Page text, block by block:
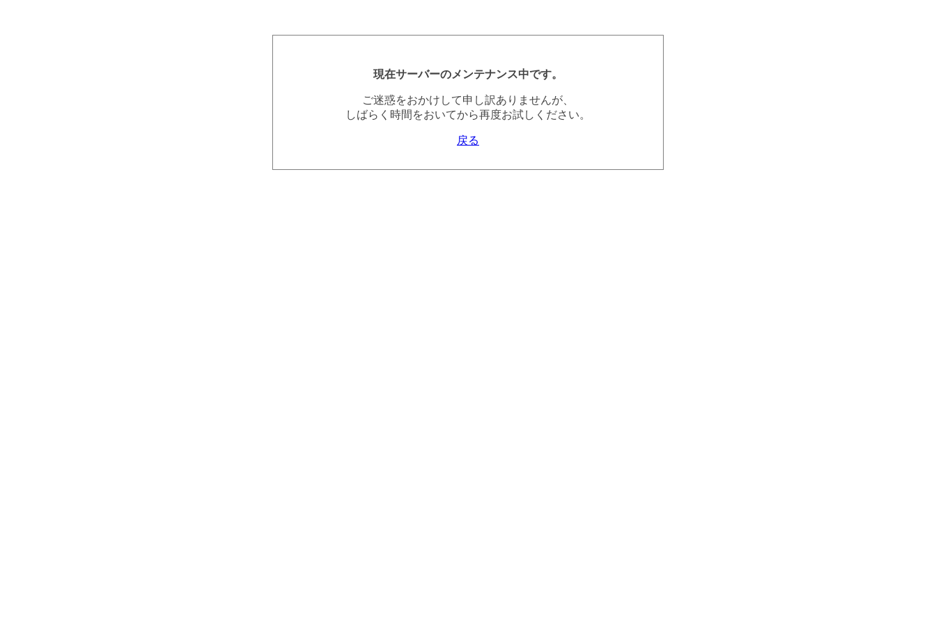
現在サーバーのメンテナンス中です。
ご迷惑をおかけして申し訳ありませんが、
しばらく時間をおいてから再度お試しください。
戻る